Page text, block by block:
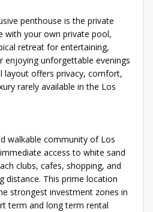
penthouse is the private
with your own private pool,
retreat for entertaining,
enjoying unforgettable evenings
layout offers privacy, comfort,
rarely available in the Los
walkable community of Los
access to white sand
clubs, cafes, shopping, and
distance. This prime location
strongest investment zones in
term and long term rental